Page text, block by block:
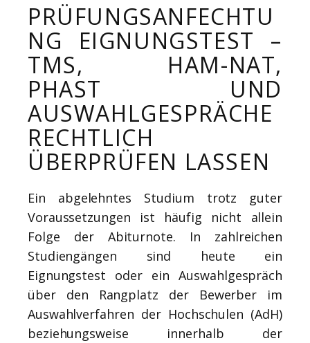
PRÜFUNGSANFECHTU
NG EIGNUNGSTEST –
TMS, HAM-NAT,
PHAST UND
AUSWAHLGESPRÄCHE
RECHTLICH
ÜBERPRÜFEN LASSEN
Ein abgelehntes Studium trotz guter
Voraussetzungen ist häufig nicht allein
Folge der Abiturnote. In zahlreichen
Studiengängen sind heute ein
Eignungstest oder ein Auswahlgespräch
über den Rangplatz der Bewerber im
Auswahlverfahren der Hochschulen (AdH)
beziehungsweise innerhalb der